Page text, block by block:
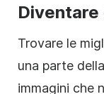
Trovare le
una parte
immagini che